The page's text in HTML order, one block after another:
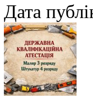
Дата